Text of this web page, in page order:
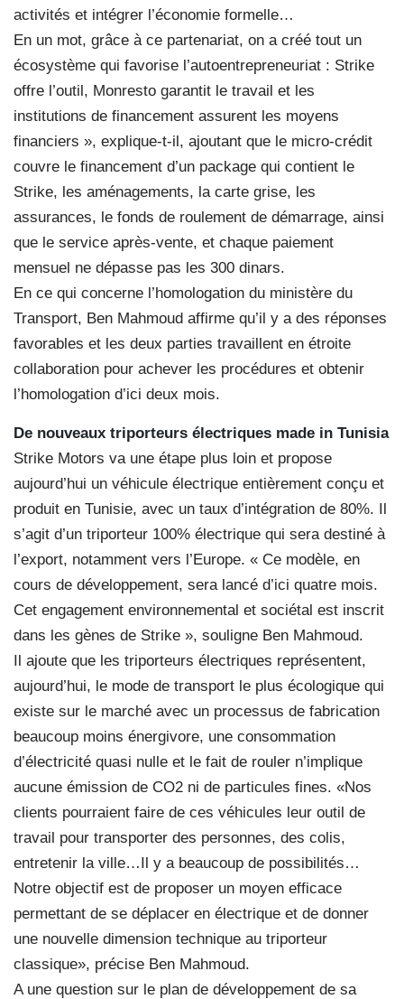
activités et intégrer l’économie formelle…
En un mot, grâce à ce partenariat, on a créé tout un
écosystème qui favorise l’autoentrepreneuriat : Strike
offre l’outil, Monresto garantit le travail et les
institutions de financement assurent les moyens
financiers », explique-t-il, ajoutant que le micro-crédit
couvre le financement d’un package qui contient le
Strike, les aménagements, la carte grise, les
assurances, le fonds de roulement de démarrage, ainsi
que le service après-vente, et chaque paiement
mensuel ne dépasse pas les 300 dinars.
En ce qui concerne l’homologation du ministère du
Transport, Ben Mahmoud affirme qu’il y a des réponses
favorables et les deux parties travaillent en étroite
collaboration pour achever les procédures et obtenir
l’homologation d’ici deux mois.
De nouveaux triporteurs électriques made in Tunisia
Strike Motors va une étape plus loin et propose
aujourd’hui un véhicule électrique entièrement conçu et
produit en Tunisie, avec un taux d’intégration de 80%. Il
s’agit d’un triporteur 100% électrique qui sera destiné à
l’export, notamment vers l’Europe. « Ce modèle, en
cours de développement, sera lancé d’ici quatre mois.
Cet engagement environnemental et sociétal est inscrit
dans les gènes de Strike », souligne Ben Mahmoud.
Il ajoute que les triporteurs électriques représentent,
aujourd’hui, le mode de transport le plus écologique qui
existe sur le marché avec un processus de fabrication
beaucoup moins énergivore, une consommation
d’électricité quasi nulle et le fait de rouler n’implique
aucune émission de CO2 ni de particules fines. «Nos
clients pourraient faire de ces véhicules leur outil de
travail pour transporter des personnes, des colis,
entretenir la ville…Il y a beaucoup de possibilités…
Notre objectif est de proposer un moyen efficace
permettant de se déplacer en électrique et de donner
une nouvelle dimension technique au triporteur
classique», précise Ben Mahmoud.
A une question sur le plan de développement de sa